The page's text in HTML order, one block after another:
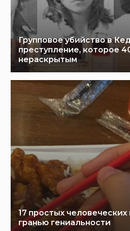
Групповое убийство в
преступление, которое
нераскрытым
17 простых
гранью гениальности